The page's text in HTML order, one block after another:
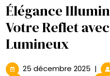
Élégance
Votre Reflet
Lumineux
25 décembre 2025 25|